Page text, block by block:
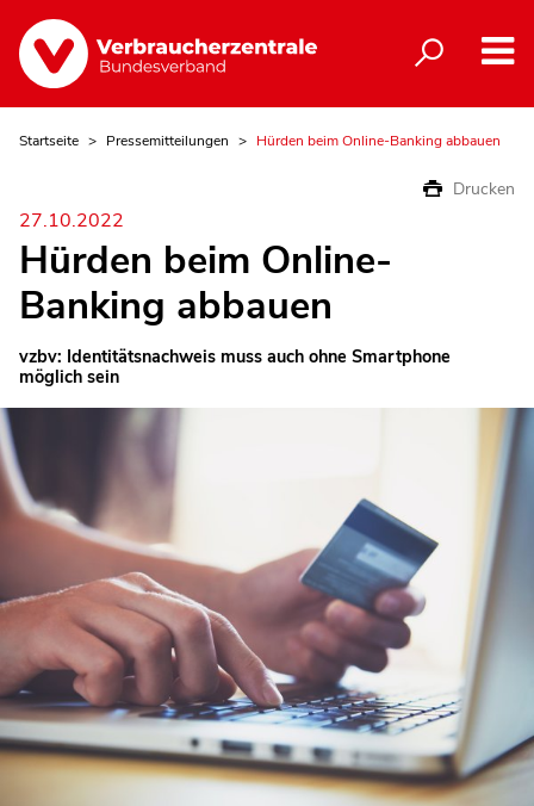
Startseite Pressemitteilungen Hürden beim Online-Banking abbauen
Drucken
27.10.2022
Hürden beim Online-
Banking abbauen
vzbv: Identitätsnachweis muss auch ohne Smartphone
möglich sein